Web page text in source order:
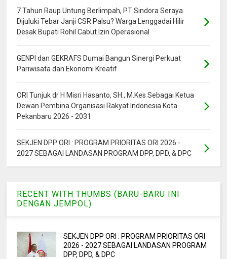
7 Tahun Raup Untung Berlimpah, PT Sindora Seraya
Dijuluki Tebar Janji CSR Palsu? Warga Lenggadai Hilir
Desak Bupati Rohil Cabut Izin Operasional
GENPI dan GEKRAFS Dumai Bangun Sinergi Perkuat
Pariwisata dan Ekonomi Kreatif
ORI Tunjuk dr H Misri Hasanto, SH., M.Kes Sebagai Ketua
Dewan Pembina Organisasi Rakyat Indonesia Kota
Pekanbaru 2026 - 2031
SEKJEN DPP ORI : PROGRAM PRIORITAS ORI 2026 -
2027 SEBAGAI LANDASAN PROGRAM DPP, DPD, & DPC
RECENT WITH THUMBS (BARU-BARU INI
DENGAN JEMPOL)
SEKJEN DPP ORI : PROGRAM PRIORITAS ORI
2026 - 2027 SEBAGAI LANDASAN PROGRAM
DPP, DPD, & DPC